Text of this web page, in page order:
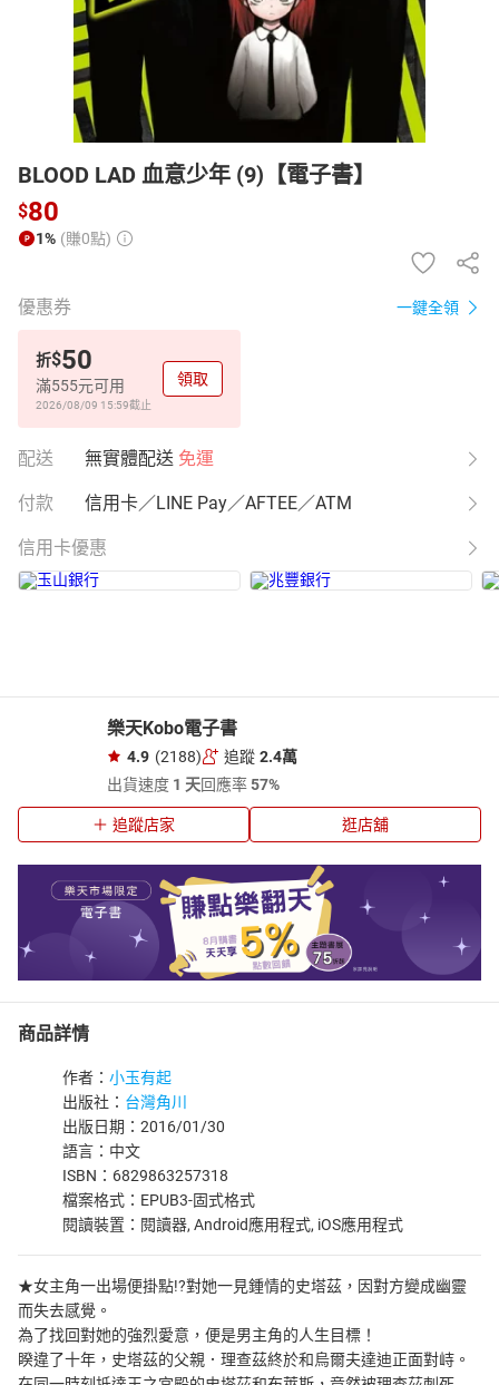
BLOOD LAD 血意少年 (9)【電子書】
$80
1% (賺0點)
優惠券 一鍵全領
折$50
滿555元可用
2026/08/09 15:59截止
領取
配送 無實體配送 免運
付款 信用卡／LINE Pay／AFTEE／ATM
信用卡優惠
樂天Kobo電子書
4.9 (2188) 追蹤 2.4萬
出貨速度 1 天回應率57%
追蹤店家 逛店舖
商品詳情
作者： 小玉有起
出版社： 台灣角川
出版日期：2016/01/30
語言：中文
ISBN：6829863257318
檔案格式：EPUB3-固式格式
閱讀裝置：閱讀器, Android應用程式, iOS應用程式
★女主角一出場便掛點!?對她一見鍾情的史塔茲，因對方變成幽靈
而失去感覺。
為了找回對她的強烈愛意，便是男主角的人生目標！
睽違了十年，史塔茲的父親．理查茲終於和烏爾夫達迪正面對峙。